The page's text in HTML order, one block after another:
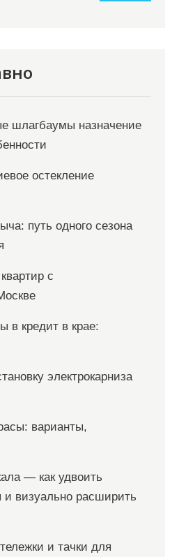
шлагбаумы назначение
остекление
путь одного сезона
с
в кредит в крае:
электрокарниза
варианты,
— как удвоить
визуально расширить
и тачки для